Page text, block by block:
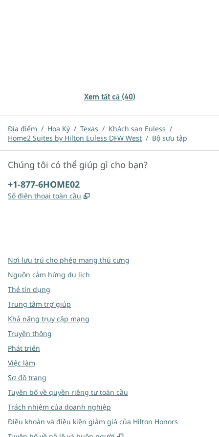
Xem tất cả (40)
Địa điểm / Hoa Kỳ / Texas / Khách sạn Euless /
Home2 Suites by Hilton Euless DFW West / Bộ sưu tập
Chúng tôi có thể giúp gì cho bạn?
Điện thoại:
+1-877-6HOME02
Số điện thoại toàn cầu ,
Nơi lưu trú cho phép mang thú cưng
Nguồn cảm hứng du lịch
Thẻ tín dụng
Trung tâm trợ giúp
Khả năng truy cập mạng
Truyền thông
Phát triển
Việc làm
Sơ đồ trang
Tuyên bố về quyền riêng tư toàn cầu
Trách nhiệm của doanh nghiệp
Điều khoản và điều kiện giảm giá của Hilton Honors